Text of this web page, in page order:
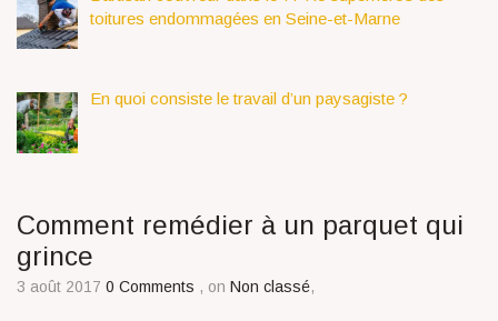
toitures endommagées en Seine-et-Marne
En quoi consiste le travail d’un paysagiste ?
Comment remédier à un parquet qui
grince
3 août 2017 0 Comments , on Non classé,